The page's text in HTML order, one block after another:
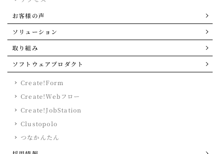
お客様の声
ソリューション
取り組み
ソフトウェアプロダクト
Create!Form
Create!Webフロー
Create!JobStation
Clustopolo
つなかんたん